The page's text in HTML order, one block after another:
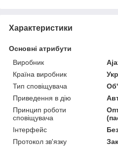
Характеристики
Основні атрибути
Виробник
Країна виробник
Тип сповіщувача
Приведення в дію
Принцип роботи
сповіщувача
Інтерфейс
Протокол зв'язку